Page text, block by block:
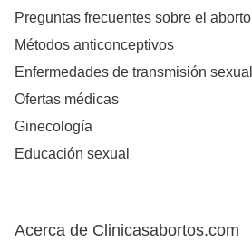
Preguntas frecuentes sobre el aborto
Métodos anticonceptivos
Enfermedades de transmisión sexual
Ofertas médicas
Ginecología
Educación sexual
Acerca de Clinicasabortos.com